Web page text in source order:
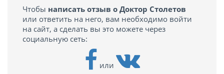
Чтобы написать отзыв о Доктор Столетов
или ответить на него, вам необходимо войти
на сайт, а сделать вы это можете через
социальную сеть:
или